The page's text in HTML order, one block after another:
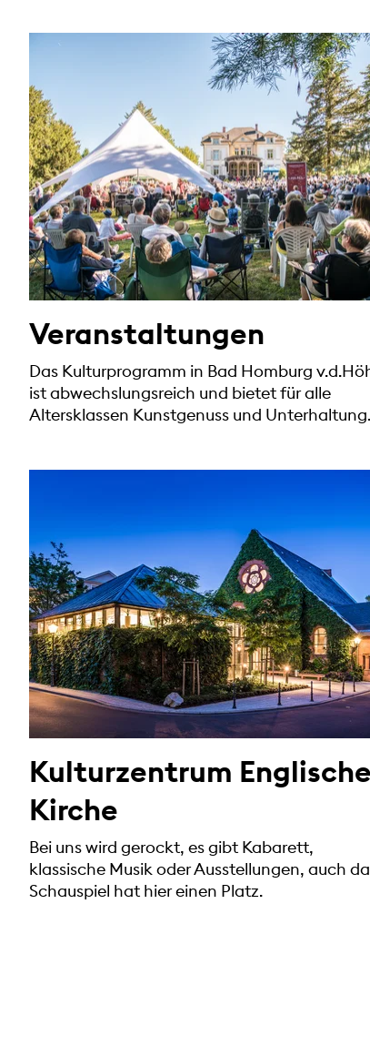
Veranstaltungen
Das Kulturprogramm in Bad Homburg
ist abwechslungsreich und bietet für alle
Altersklassen Kunstgenuss und Unterhaltung.
Kulturzentrum Englische
Kirche
Bei uns wird gerockt, es gibt Kabarett,
klassische Musik oder Ausstellungen, auch
Schauspiel hat hier einen Platz.